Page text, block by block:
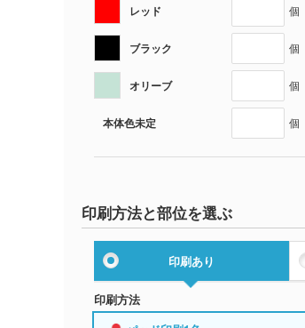
レッド 個
ブラック 個
オリーブ 個
本体色未定 個
印刷方法と部位を選ぶ
印刷あり
印刷方法